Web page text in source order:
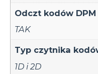
Odczt kodów DPM
TAK
Typ czytnika
1D i 2D